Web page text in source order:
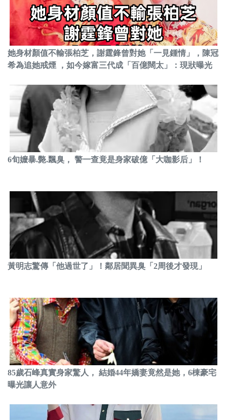
她身材顏值不輸張柏芝，謝霆鋒曾對她「一見鍾情」，陳冠
希為追她戒煙 ，如今嫁富三代成「百億闊太」：現狀曝光
6旬嬤暴.斃.飄臭， 警一查竟是身家破億「大咖影后」！
黃明志驚傳「他過世了」！鄰居聞異臭「2周後才發現」
85歲石峰真實身家驚人， 結婚44年嬌妻竟然是她，6棟豪宅
曝光讓人意外